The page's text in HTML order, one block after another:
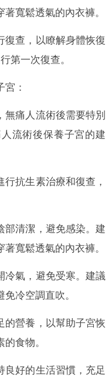
寬鬆透氣的內衣褲。
復查，以瞭解身體恢復
第一次復查。
：
無痛人流術後需要特別
流術後保養子宮的建
抗生素治療和復查，
部清潔，避免感染。建
寬鬆透氣的內衣褲。
冷氣，避免受寒。建議
冷空調直吹。
的營養，以幫助子宮恢
食物。
良好的生活習慣，充足